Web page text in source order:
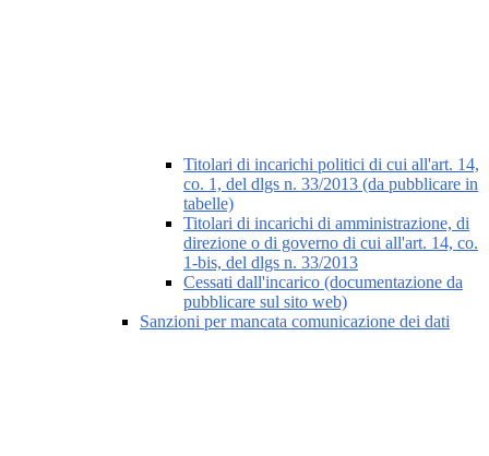
Titolari di incarichi politici di cui all'art. 14,
co. 1, del dlgs n. 33/2013 (da pubblicare in
tabelle)
Titolari di incarichi di amministrazione, di
direzione o di governo di cui all'art. 14, co.
1-bis, del dlgs n. 33/2013
Cessati dall'incarico (documentazione da
pubblicare sul sito web)
Sanzioni per mancata comunicazione dei dati